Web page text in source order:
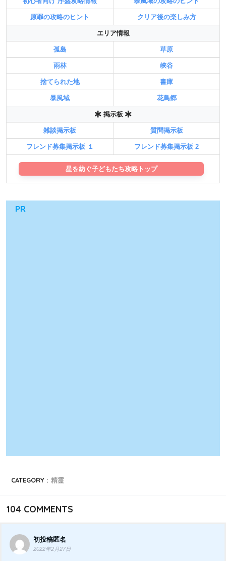
原罪の攻略のヒント クリア後の楽しみ方
エリア情報
孤島 草原
雨林 峡谷
捨てられた地 書庫
暴風域 花鳥郷
掲示板
雑談掲示板 質問掲示板
フレンド募集掲示板 １ フレンド募集掲示板 2
星を紡ぐ子どもたち攻略トップ
PR
CATEGORY : 精霊
104 COMMENTS
初投稿匿名
2022年2月27日